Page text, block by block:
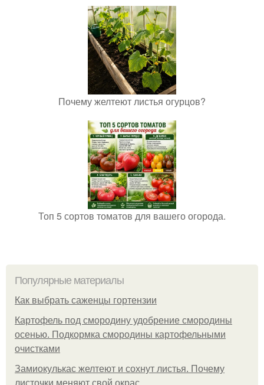
Почему желтеют листья огурцов?
Топ 5 сортов томатов для вашего огорода.
Популярные материалы
Как выбрать саженцы гортензии
Картофель под смородину удобрение смородины
осенью. Подкормка смородины картофельными
очистками
Замиокулькас желтеют и сохнут листья. Почему
листочки меняют свой окрас